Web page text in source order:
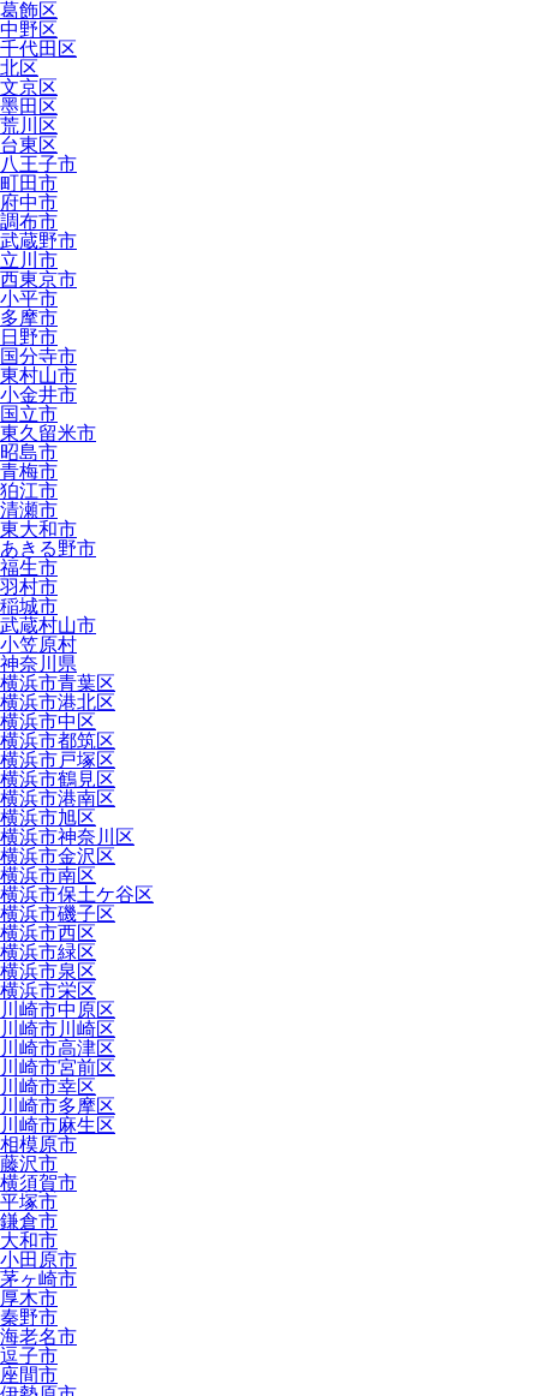
葛飾区
中野区
千代田区
北区
文京区
墨田区
荒川区
台東区
八王子市
町田市
府中市
調布市
武蔵野市
立川市
西東京市
小平市
多摩市
日野市
国分寺市
東村山市
小金井市
国立市
東久留米市
昭島市
青梅市
狛江市
清瀬市
東大和市
あきる野市
福生市
羽村市
稲城市
武蔵村山市
小笠原村
神奈川県
横浜市青葉区
横浜市港北区
横浜市中区
横浜市都筑区
横浜市戸塚区
横浜市鶴見区
横浜市港南区
横浜市旭区
横浜市神奈川区
横浜市金沢区
横浜市南区
横浜市保土ケ谷区
横浜市磯子区
横浜市西区
横浜市緑区
横浜市泉区
横浜市栄区
川崎市中原区
川崎市川崎区
川崎市高津区
川崎市宮前区
川崎市幸区
川崎市多摩区
川崎市麻生区
相模原市
藤沢市
横須賀市
平塚市
鎌倉市
大和市
小田原市
茅ヶ崎市
厚木市
秦野市
海老名市
逗子市
座間市